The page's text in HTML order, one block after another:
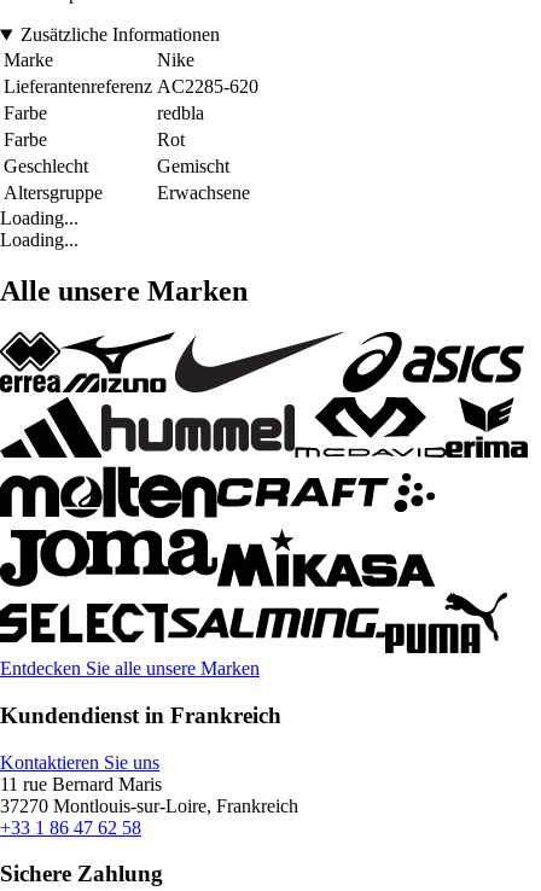
Zusätzliche Informationen
Marke
Nike
Lieferantenreferenz AC2285-620
Farbe
redbla
Farbe
Rot
Geschlecht
Gemischt
Altersgruppe
Erwachsene
Loading...
Loading...
Alle unsere Marken
Entdecken Sie alle unsere Marken
Kundendienst in Frankreich
Kontaktieren Sie uns
11 rue Bernard Maris
37270 Montlouis-sur-Loire, Frankreich
+33 1 86 47 62 58
Sichere Zahlung